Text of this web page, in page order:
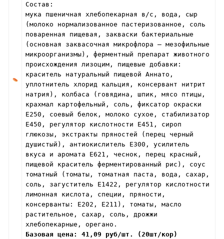
Состав:
мука пшеничная хлебопекарная в/с, вода, сыр
(молоко нормализованное пастеризованное, соль
поваренная пищевая, закваски бактериальные
(основная заквасочная микрофлора – мезофильные
микроорганизмы), ферментный препарат животного
происхождения лизоцим, пищевые добавки:
краситель натуральный пищевой Аннато,
уплотнитель хлорид кальция, консервант нитрит
натрия), колбаса (говядина, шпик, мясо птицы,
крахмал картофельный, соль, фиксатор окраски
Е250, соевый белок, молоко сухое, стабилизатор
Е450, регулятор кислотности Е451, сироп
глюкозы, экстракты пряностей (перец черный
душистый), антиокислитель Е300, усилитель
вкуса и аромата Е621, чеснок, перец красный,
пищевой краситель ферментированный рис), соус
томатный (томаты, томатная паста, вода, сахар,
соль, загуститель Е1422, регулятор кислотности
лимонная кислота, специи, пряности,
консерванты: Е202, Е211), томаты, масло
растительное, сахар, соль, дрожжи
хлебопекарные, орегано.
Базовая цена: 41,09 руб/шт. (20шт/кор)